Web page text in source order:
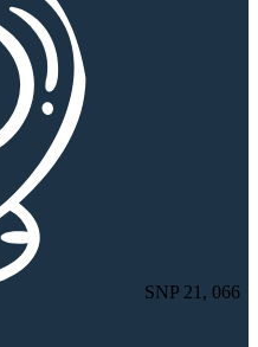
SNP 21, 066